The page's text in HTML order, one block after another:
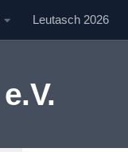
Leutasch 2026